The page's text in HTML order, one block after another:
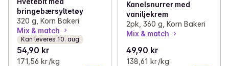
bringebærsyltetøy
320 g, Korn Bakeri
Mix & match
Kan leveres 10. aug
54,90 kr
171,56 kr /kg
Kanelsnurrer med
vaniljekrem
2pk, 360 g, Korn Bakeri
Mix & match
49,90 kr
138,61 kr /kg